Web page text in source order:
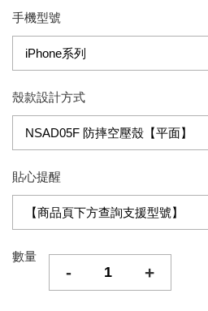
手機型號
殼款設計方式
貼心提醒
數量
- +